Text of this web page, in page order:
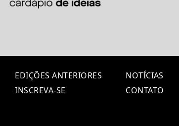
EDIÇÕES ANTERIORES
INSCREVA-SE
NOTÍCIAS
CONTATO